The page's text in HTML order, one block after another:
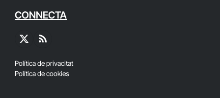
CONNECTA
X
RSS
Política de privacitat
Política de cookies